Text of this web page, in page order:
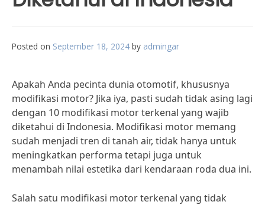
Posted on September 18, 2024 by admingar
Apakah Anda pecinta dunia otomotif, khususnya
modifikasi motor? Jika iya, pasti sudah tidak asing lagi
dengan 10 modifikasi motor terkenal yang wajib
diketahui di Indonesia. Modifikasi motor memang
sudah menjadi tren di tanah air, tidak hanya untuk
meningkatkan performa tetapi juga untuk
menambah nilai estetika dari kendaraan roda dua ini.
Salah satu modifikasi motor terkenal yang tidak